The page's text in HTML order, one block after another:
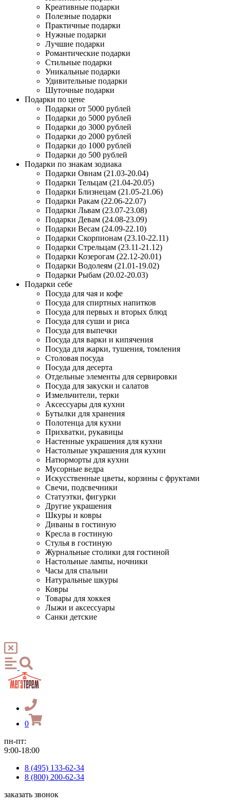
Креативные подарки
Полезные подарки
Практичные подарки
Нужные подарки
Лучшие подарки
Романтические подарки
Стильные подарки
Уникальные подарки
Удивительные подарки
Шуточные подарки
Подарки по цене
Подарки от 5000 рублей
Подарки до 5000 рублей
Подарки до 3000 рублей
Подарки до 2000 рублей
Подарки до 1000 рублей
Подарки до 500 рублей
Подарки по знакам зодиака
Подарки Овнам (21.03-20.04)
Подарки Тельцам (21.04-20.05)
Подарки Близнецам (21.05-21.06)
Подарки Ракам (22.06-22.07)
Подарки Львам (23.07-23.08)
Подарки Девам (24.08-23.09)
Подарки Весам (24.09-22.10)
Подарки Скорпионам (23.10-22.11)
Подарки Стрельцам (23.11-21.12)
Подарки Козерогам (22.12-20.01)
Подарки Водолеям (21.01-19.02)
Подарки Рыбам (20.02-20.03)
Подарки себе
Посуда для чая и кофе
Посуда для спиртных напитков
Посуда для первых и вторых блюд
Посуда для суши и риса
Посуда для выпечки
Посуда для варки и кипячения
Посуда для жарки, тушения, томления
Столовая посуда
Посуда для десерта
Отдельные элементы для сервировки
Посуда для закуски и салатов
Измельчители, терки
Аксессуары для кухни
Бутылки для хранения
Полотенца для кухни
Прихватки, рукавицы
Настенные украшения для кухни
Настольные украшения для кухни
Натюрморты для кухни
Мусорные ведра
Искусственные цветы, корзины с фруктами
Свечи, подсвечники
Статуэтки, фигурки
Другие украшения
Шкуры и ковры
Диваны в гостиную
Кресла в гостиную
Стулья в гостиную
Журнальные столики для гостиной
Настольные лампы, ночники
Часы для спальни
Натуральные шкуры
Ковры
Товары для хоккея
Лыжи и аксессуары
Санки детские
0
пн-пт:
9:00-18:00
8 (495) 133-62-34
8 (800) 200-62-34
заказать звонок